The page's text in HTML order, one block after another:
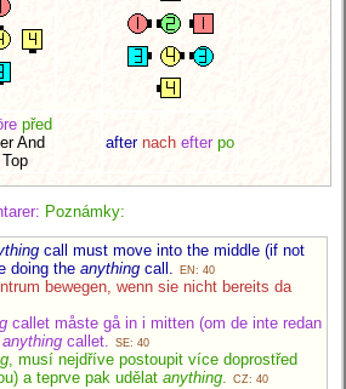
před
And
after nach efter po
Poznámky:
call must move into the middle (if not
doing the anything call. EN: 40
bewegen, wenn sie nicht bereits da
callet måste gå in i mitten (om de inte redan
anything callet. SE: 40
, musí nejdříve postoupit více doprostřed
a teprve pak udělat anything. CZ: 40